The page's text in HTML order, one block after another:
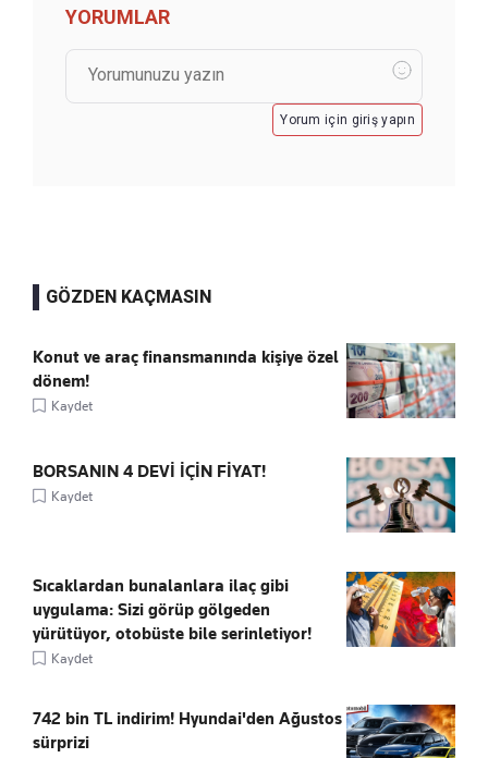
YORUMLAR
Yorum için giriş yapın
GÖZDEN KAÇMASIN
Konut ve araç finansmanında kişiye özel
dönem!
Kaydet
BORSANIN 4 DEVİ İÇİN FİYAT!
Kaydet
Sıcaklardan bunalanlara ilaç gibi
uygulama: Sizi görüp gölgeden
yürütüyor, otobüste bile serinletiyor!
Kaydet
742 bin TL indirim! Hyundai'den Ağustos
sürprizi